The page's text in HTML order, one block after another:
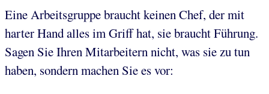
Eine Arbeitsgruppe braucht keinen Chef, der mit
harter Hand alles im Griff hat, sie braucht Führung.
Sagen Sie Ihren Mitarbeitern nicht, was sie zu tun
haben, sondern machen Sie es vor: